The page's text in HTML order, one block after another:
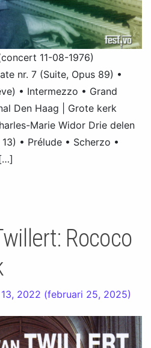
11-08-1976)
nr. 7 (Suite, Opus 89) •
• Intermezzo • Grand
Den Haag | Grote kerk
Marie Widor Drie delen
• Prélude • Scherzo •
Rococo
2022 (februari 25, 2025)